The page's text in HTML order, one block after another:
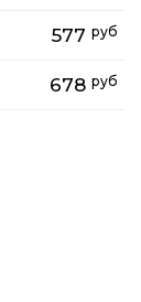
577 руб
678 руб